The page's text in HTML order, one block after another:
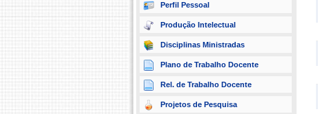
Perfil Pessoal
Produção Intelectual
Disciplinas Ministradas
Plano de Trabalho Docente
Rel. de Trabalho Docente
Projetos de Pesquisa